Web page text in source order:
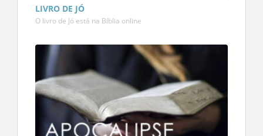
LIVRO DE JÓ
O livro de Jó está na Bíblia online